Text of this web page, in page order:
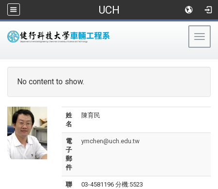
UCH
No content to show.
姓
名
陳育民
電
子
郵
件
ymchen@uch.edu.tw
聯
03-4581196 分機:5523